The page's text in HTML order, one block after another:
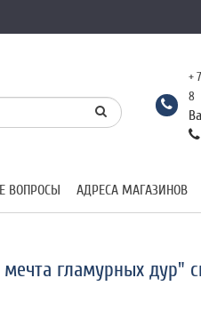
8
ВОПРОСЫ АДРЕСА МАГАЗИНОВ
гламурных дур"